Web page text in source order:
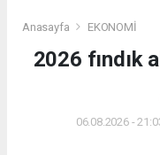
Anasayfa EKONOMİ
2026 fındık
06.08.2026 -